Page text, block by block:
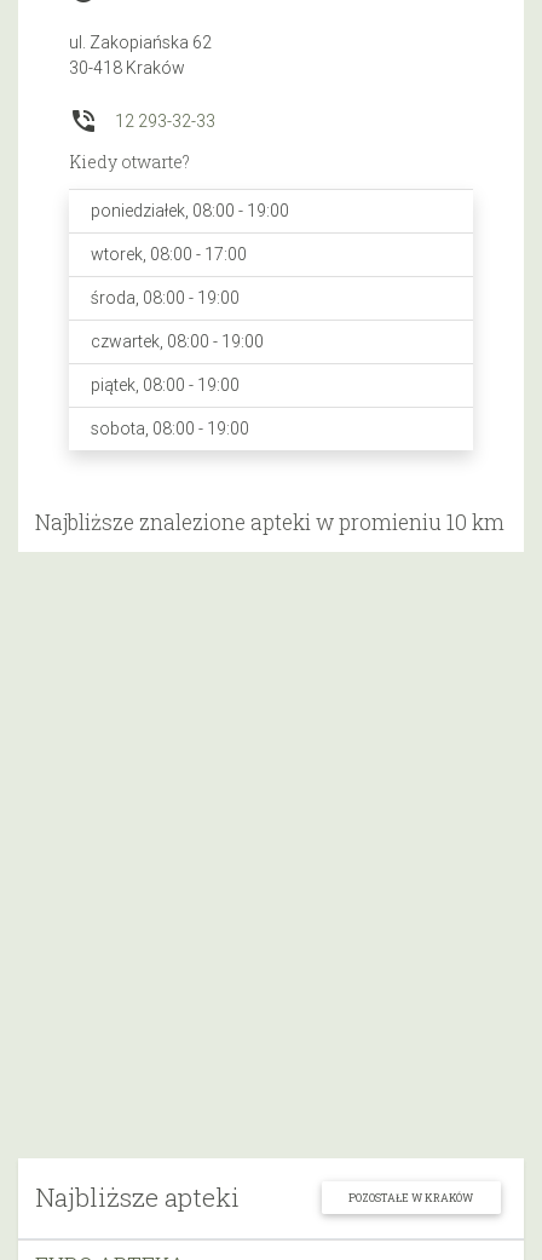
Najbliższe apteki POZOSTAŁE W KRAKÓW
ul. Zakopiańska 62
30-418 Kraków
phone_in_talk 12 293-32-33
Kiedy otwarte?
poniedziałek, 08:00 - 19:00
wtorek, 08:00 - 17:00
środa, 08:00 - 19:00
czwartek, 08:00 - 19:00
piątek, 08:00 - 19:00
sobota, 08:00 - 19:00
Najbliższe znalezione apteki w promieniu 10 km